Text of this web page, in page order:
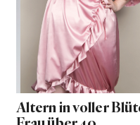
Altern in voller